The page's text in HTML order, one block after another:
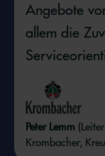
Angebote
allem die
Peter Lemm
Krombacher,